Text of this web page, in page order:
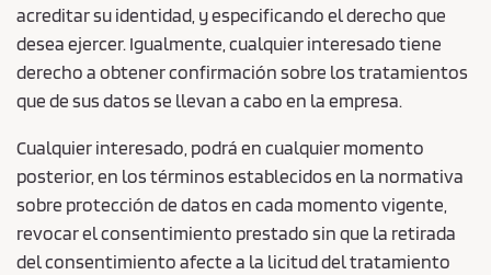
acreditar su identidad, y especificando el derecho que
desea ejercer. Igualmente, cualquier interesado tiene
derecho a obtener confirmación sobre los tratamientos
que de sus datos se llevan a cabo en la empresa.
Cualquier interesado, podrá en cualquier momento
posterior, en los términos establecidos en la normativa
sobre protección de datos en cada momento vigente,
revocar el consentimiento prestado sin que la retirada
del consentimiento afecte a la licitud del tratamiento